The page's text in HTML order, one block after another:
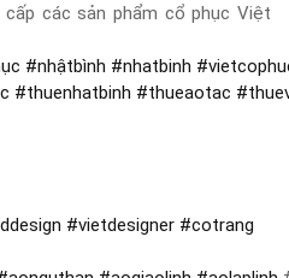
các sản phẩm cổ phục Việt
#nhậtbình #nhatbinh #
#thuenhatbinh #thueaotac #
#vietdesigner #cotrang